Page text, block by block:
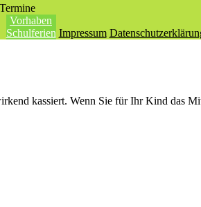
Termine
Vorhaben
Schulferien Impressum
kassiert. Wenn Sie für Ihr Kind das